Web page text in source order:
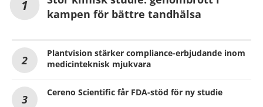
kampen för bättre tandhälsa
Plantvision stärker compliance-erbjudande inom
medicinteknisk mjukvara
Cereno Scientific får FDA-stöd för ny studie